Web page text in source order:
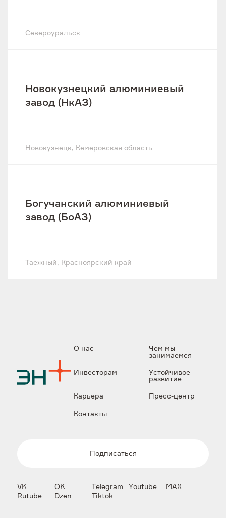
Североуральск
Новокузнецкий алюминиевый
завод (НкАЗ)
Новокузнецк, Кемеровская область
Богучанский алюминиевый
завод (БоАЗ)
Таежный, Красноярский край
О нас
Чем мы
занимаемся
Инвесторам
Устойчивое
развитие
Карьера Пресс-центр
Контакты
Подписаться
VK OK Telegram Youtube
MAX
Rutube
Dzen Tiktok